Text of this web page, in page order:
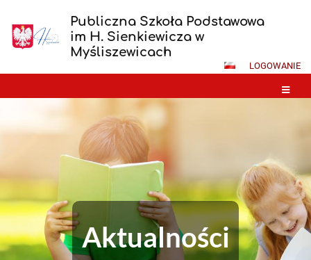
Publiczna Szkoła Podstawowa
im H. Sienkiewicza w
Myśliszewicach
LOGOWANIE
Aktualności